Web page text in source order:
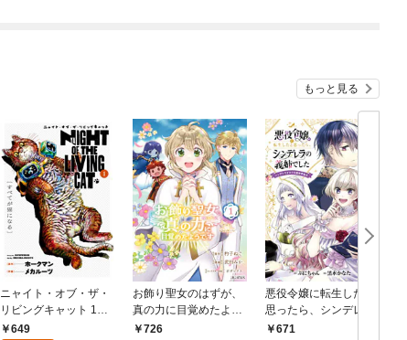
もっと見る
ニャイト・オブ・ザ・
リビングキャット 1巻
すべてが猫になる
649
お飾り聖女のはずが、
真の力に目覚めたよう
です THE COMIC 1巻
726
悪役令嬢に転生したと
思ったら、シンデレラ
の義姉でした ～シンデ
671